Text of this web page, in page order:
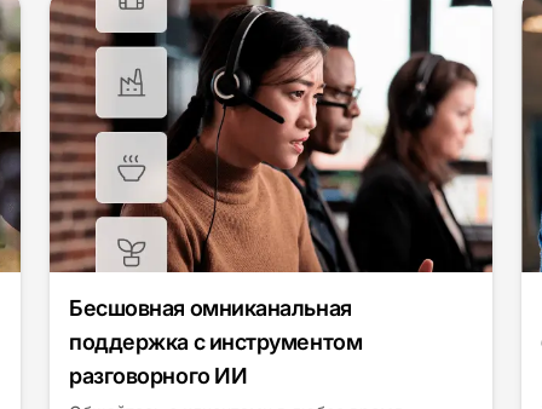
Повысьте эффективность с помощью
бота разговорного типа на основе ИИ
Бот разговорного типа на основе ИИ LiveAgent